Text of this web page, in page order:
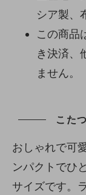
シア製、
この商品
き決済、
ません。
こた
おしゃれで可
ンパクトでひ
サイズです。